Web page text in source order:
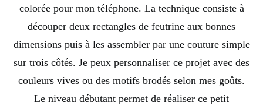
colorée pour mon téléphone. La technique consiste à
découper deux rectangles de feutrine aux bonnes
dimensions puis à les assembler par une couture simple
sur trois côtés. Je peux personnaliser ce projet avec des
couleurs vives ou des motifs brodés selon mes goûts.
Le niveau débutant permet de réaliser ce petit